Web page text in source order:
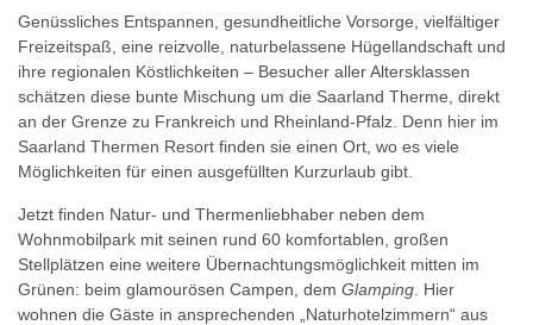
Genüssliches Entspannen, gesundheitliche Vorsorge, vielfältiger
Freizeitspaß, eine reizvolle, naturbelassene Hügellandschaft und
ihre regionalen Köstlichkeiten – Besucher aller Altersklassen
schätzen diese bunte Mischung um die Saarland Therme, direkt
an der Grenze zu Frankreich und Rheinland-Pfalz. Denn hier im
Saarland Thermen Resort finden sie einen Ort, wo es viele
Möglichkeiten für einen ausgefüllten Kurzurlaub gibt.
Jetzt finden Natur- und Thermenliebhaber neben dem
Wohnmobilpark mit seinen rund 60 komfortablen, großen
Stellplätzen eine weitere Übernachtungsmöglichkeit mitten im
Grünen: beim glamourösen Campen, dem Glamping . Hier
wohnen die Gäste in ansprechenden „Naturhotelzimmern“ aus